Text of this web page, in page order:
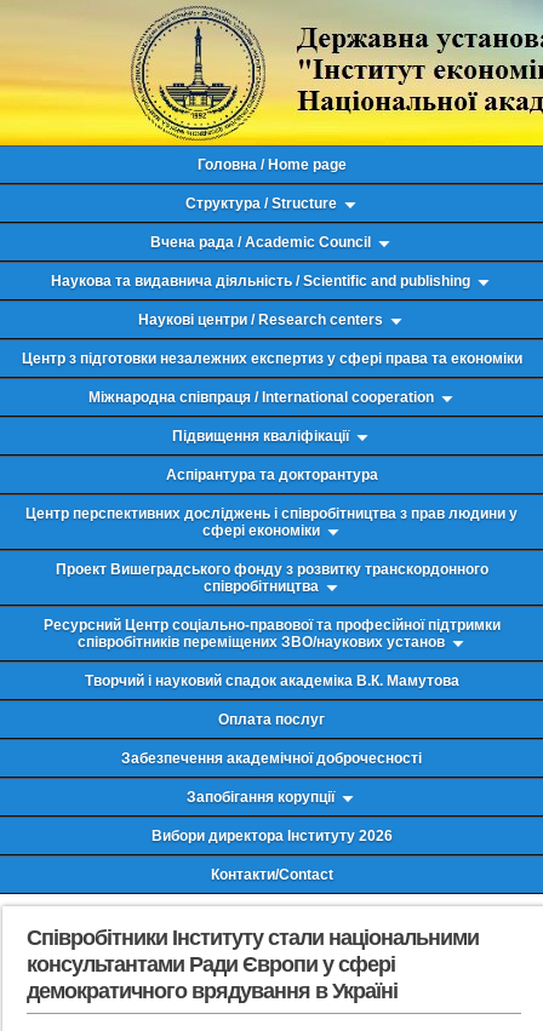
Головна / Home page
Структура / Structure
Вчена рада / Academic Council
Наукова та видавнича діяльність / Scientific and publishing
Наукові центри / Research centers
Центр з підготовки незалежних експертиз у сфері права та економіки
Міжнародна співпраця / International cooperation
Підвищення кваліфікації
Аспірантура та докторантура
Центр перспективних досліджень і співробітництва з прав людини у
сфері економіки
Проект Вишеградського фонду з розвитку транскордонного
співробітництва
Ресурсний Центр соціально-правової та професійної підтримки
співробітників переміщених ЗВО/наукових установ
Творчий і науковий спадок академіка В.К. Мамутова
Оплата послуг
Забезпечення академічної доброчесності
Запобігання корупції
Вибори директора Інституту 2026
Контакти/Contact
Співробітники Інституту стали національними
консультантами Ради Європи у сфері
демократичного врядування в Україні